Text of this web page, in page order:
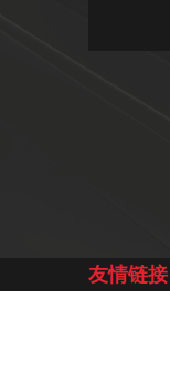
友情链接